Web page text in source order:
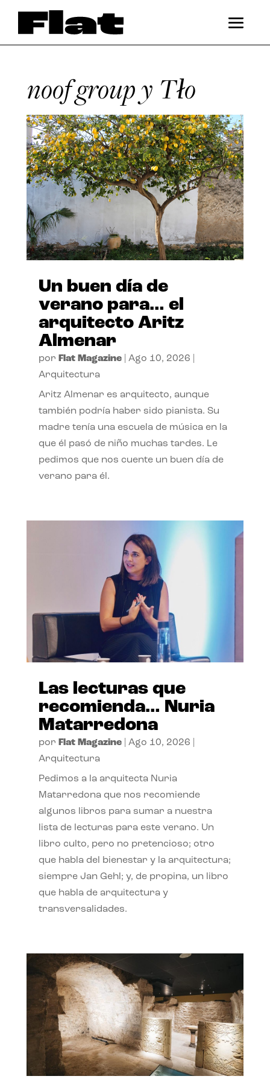
noof group y Tło
Un buen día de
verano para… el
arquitecto Aritz
Almenar
por Flat Magazine| Ago 10, 2026
Arquitectura
Aritz Almenar es arquitecto, aunque
también podría haber sido pianista. Su
madre tenía una escuela de música en la
que él pasó de niño muchas tardes. Le
pedimos que nos cuente un buen día de
verano para él.
Las lecturas que
recomienda… Nuria
Matarredona
por Flat Magazine| Ago 10, 2026
Arquitectura
Pedimos a la arquitecta Nuria
Matarredona que nos recomiende
algunos libros para sumar a nuestra
lista de lecturas para este verano. Un
libro culto, pero no pretencioso; otro
que habla del bienestar y la arquitectura;
siempre Jan Gehl; y, de propina, un libro
que habla de arquitectura y
transversalidades.